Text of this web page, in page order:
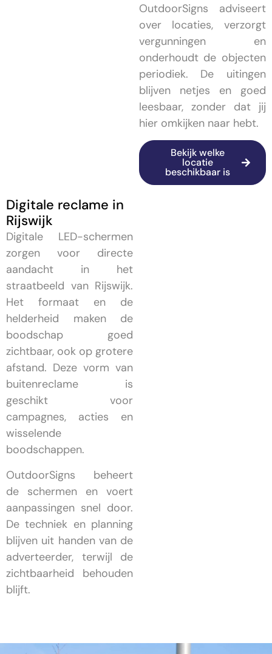
OutdoorSigns adviseert
over locaties, verzorgt
vergunningen en
onderhoudt de objecten
periodiek. De uitingen
blijven netjes en goed
leesbaar, zonder dat jij
hier omkijken naar hebt.
Bekijk welke
locatie
beschikbaar is
Digitale reclame in
Rijswijk
Digitale LED-schermen
zorgen voor directe
aandacht in het
straatbeeld van Rijswijk.
Het formaat en de
helderheid maken de
boodschap goed
zichtbaar, ook op grotere
afstand. Deze vorm van
buitenreclame is
geschikt voor
campagnes, acties en
wisselende
boodschappen.
OutdoorSigns beheert
de schermen en voert
aanpassingen snel door.
De techniek en planning
blijven uit handen van de
adverteerder, terwijl de
zichtbaarheid behouden
blijft.